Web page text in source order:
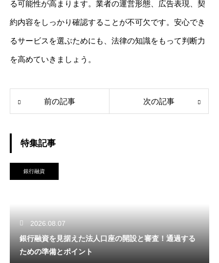
る可能性が高まります。業者の運営形態、広告表現、契
約内容をしっかり確認することが不可欠です。安心でき
るサービスを選ぶためにも、法律の知識をもって判断力
を高めていきましょう。
前の記事 次の記事
特集記事
銀行融資
2026.08.07
銀行融資を見据えた法人口座の開設と審査！通過する
ための準備とポイント